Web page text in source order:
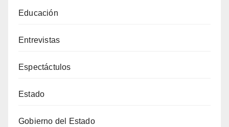
Educación
Entrevistas
Espectáctulos
Estado
Gobierno del Estado